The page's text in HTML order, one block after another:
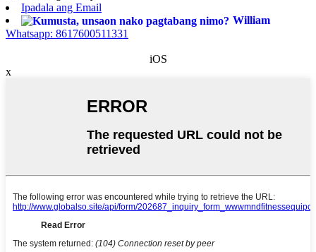
Ipadala ang Email
William
Whatsapp: 8617600511331
iOS
x